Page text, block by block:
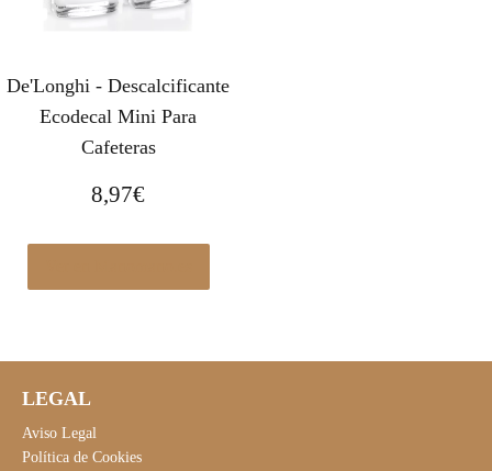
De'Longhi - Descalcificante
Ecodecal Mini Para
Cafeteras
8,97€
LEGAL
Aviso Legal
Política de Cookies